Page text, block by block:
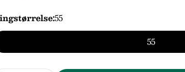
55
55
Felterne markeret med * er